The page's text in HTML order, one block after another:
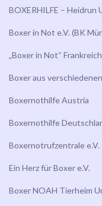
BOXERHILFE – Heidrun
Boxer in Not e.V. (BK
„Boxer in Not“
Boxer aus
Boxernothilfe Austria
Boxernothilfe
Boxernotrufzentrale e.V.
Ein Herz für Boxer e.V.
Boxer NOAH Tierheim